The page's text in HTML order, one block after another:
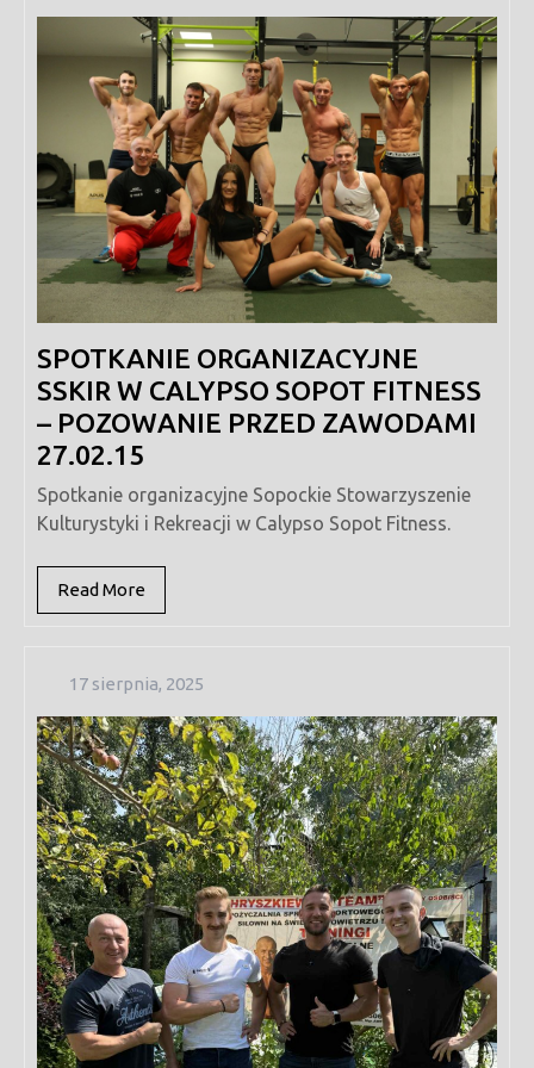
2015
SPOTKANIE ORGANIZACYJNE
SSKIR W CALYPSO SOPOT FITNESS
– POZOWANIE PRZED ZAWODAMI
27.02.15
Spotkanie organizacyjne Sopockie Stowarzyszenie
Kulturystyki i Rekreacji w Calypso Sopot Fitness.
Read More
More
17 sierpnia, 202517
2025